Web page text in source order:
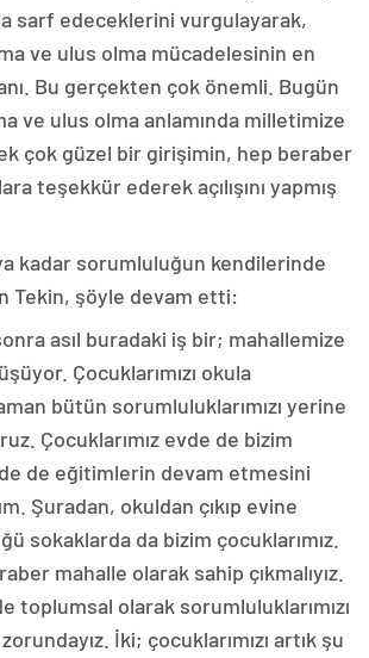
sarf edeceklerini vurgulayarak,
ve ulus olma mücadelesinin en
Bu gerçekten çok önemli. Bugün
ve ulus olma anlamında milletimize
çok güzel bir girişimin, hep beraber
teşekkür ederek açılışını yapmış
kadar sorumluluğun kendilerinde
Tekin, şöyle devam etti:
asıl buradaki iş bir; mahallemize
Çocuklarımızı okula
bütün sorumluluklarımızı yerine
Çocuklarımız evde de bizim
de eğitimlerin devam etmesini
Şuradan, okuldan çıkıp evine
sokaklarda da bizim çocuklarımız.
mahalle olarak sahip çıkmalıyız.
toplumsal olarak sorumluluklarımızı
İki; çocuklarımızı artık şu